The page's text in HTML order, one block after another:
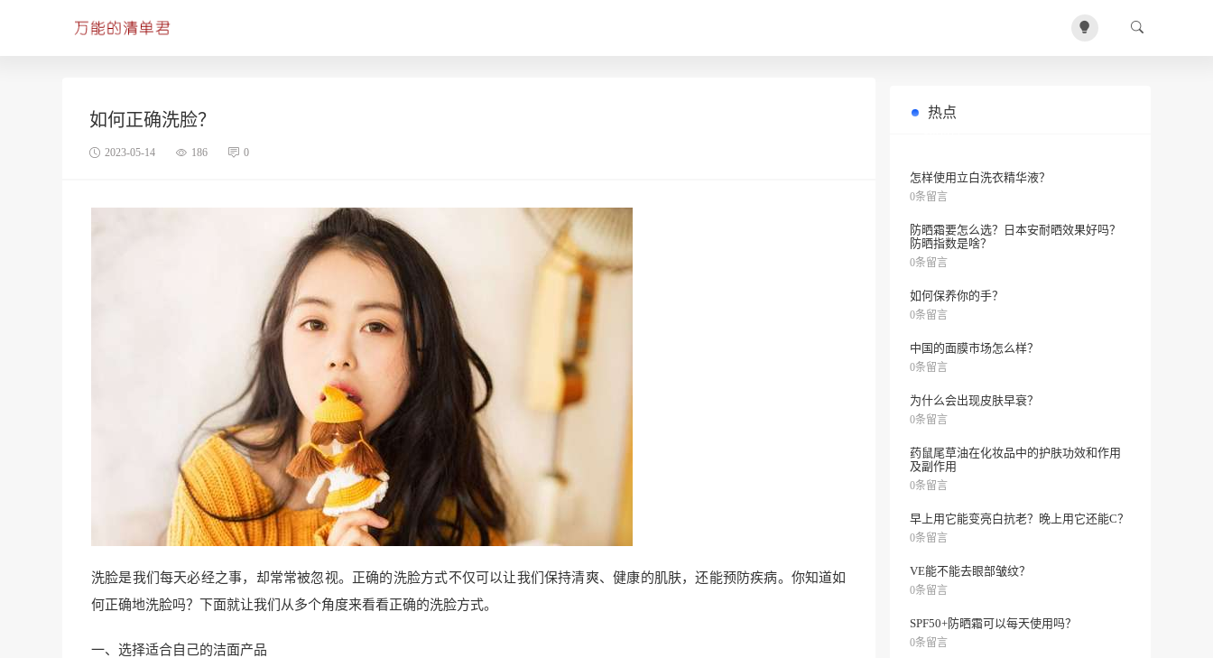
如何正确洗脸？
2023-05-14 186 0
洗脸是我们每天必经之事，却常常被忽视。正确的洗脸方式不仅可以让我们保持清爽、健康的肌肤，还能预防疾病。你知道如
何正确地洗脸吗？下面就让我们从多个角度来看看正确的洗脸方式。
一、选择适合自己的洁面产品
热点
怎样使用立白洗衣精华液？
0条留言
防晒霜要怎么选？日本安耐晒效果好吗？
防晒指数是啥？
0条留言
如何保养你的手？
0条留言
中国的面膜市场怎么样？
0条留言
为什么会出现皮肤早衰？
0条留言
药鼠尾草油在化妆品中的护肤功效和作用
及副作用
0条留言
早上用它能变亮白抗老？晚上用它还能C？
0条留言
VE能不能去眼部皱纹？
0条留言
SPF50+防晒霜可以每天使用吗？
0条留言